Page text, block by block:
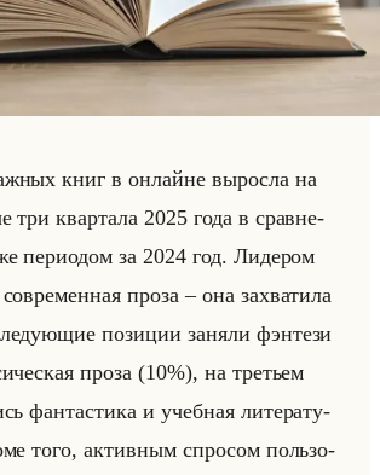
книг в он­лайне вы­рос­ла на
три квар­та­ла 2025 года в срав­не­
пе­ри­одом за 2024 год. Ли­де­ром
проза – она за­хва­ти­ла
по­зи­ции за­ня­ли фэн­те­зи
проза (10%), на тре­тьем
фан­та­сти­ка и учеб­ная ли­те­ра­ту­
того, ак­тив­ным спро­сом пользо­